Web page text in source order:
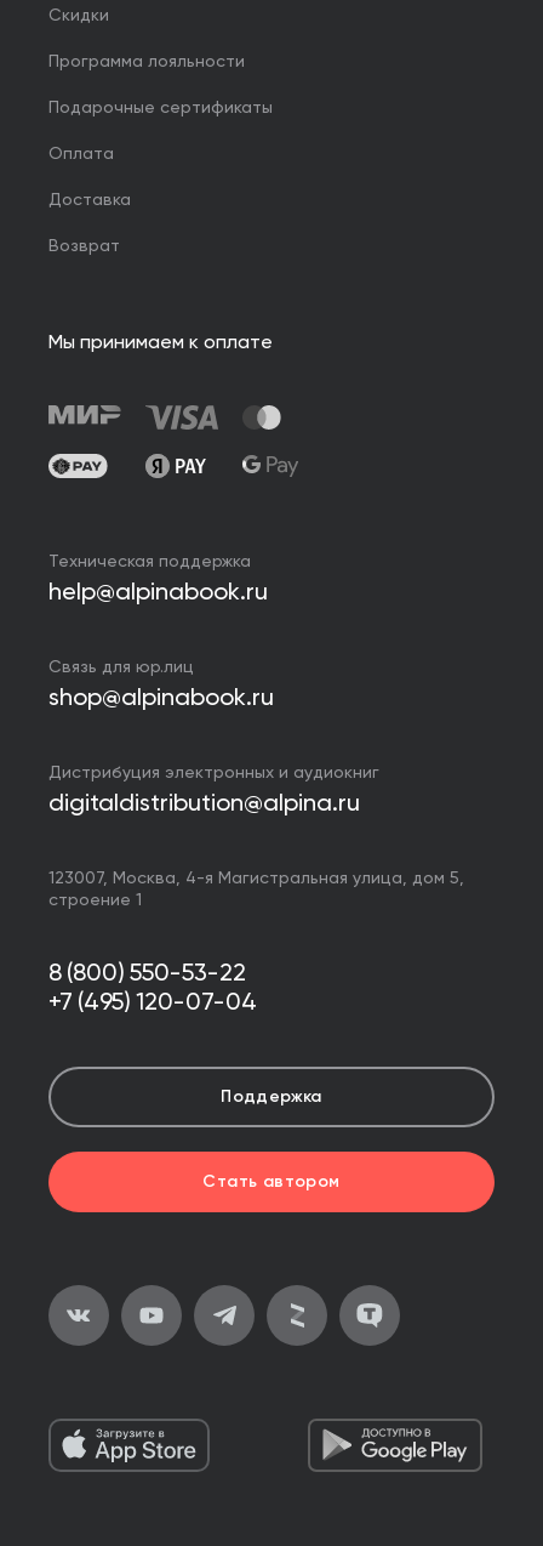
Скидки
Программа лояльности
Подарочные сертификаты
Оплата
Доставка
Возврат
Мы принимаем к оплате
Техническая поддержка
help@alpinabook.ru
Связь для юр.лиц
shop@alpinabook.ru
Дистрибуция электронных и аудиокниг
digitaldistribution@alpina.ru
123007, Москва, 4-я Магистральная улица, дом 5,
строение 1
8 (800) 550-53-22
+7 (495) 120-07-04
Поддержка
Стать автором